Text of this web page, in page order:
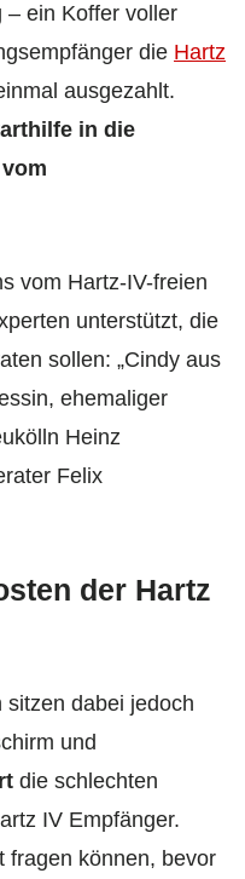
– ein Koffer voller
die Hartz
ausgezahlt.
in die
vom Hartz-IV-freien
unterstützt, die
sollen: „Cindy aus
ehemaliger
Heinz
Felix
der Hartz
dabei jedoch
und
die schlechten
IV Empfänger.
fragen können, bevor